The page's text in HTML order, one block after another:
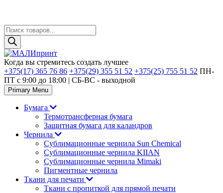
Поиск
товаров
Skip
to
content
Когда вы стремитесь создать лучшее
+375(17) 365 76 86 +375(29) 355 51 52 +375(25) 755 51 52 ПН-
ПТ с 9:00 до 18:00 | CБ-ВС - выходной
Primary Menu
Бумага
Термотрансферная бумага
Защитная бумага для каландров
Чернила
Сублимационные чернила Sun Chemical
Сублимационные чернила KIIAN
Сублимационные чернила Mimaki
Пигментные чернила
Ткани для печати
Ткани с пропиткой для прямой печати